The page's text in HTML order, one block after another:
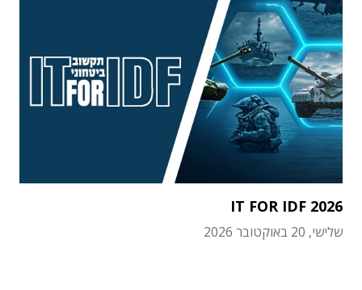
IT FOR IDF 2026
שלישי, 20 באוקטובר 2026